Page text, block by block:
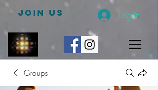
JOIN US Log In
Groups